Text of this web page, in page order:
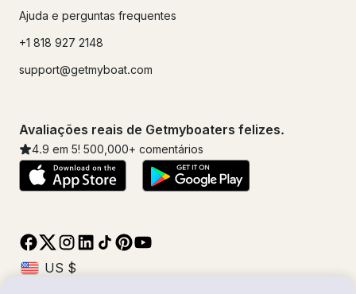
Ajuda e perguntas frequentes
+1 818 927 2148
support@getmyboat.com
Avaliações reais de Getmyboaters felizes.
4.9 em 5! 500,000+ comentários